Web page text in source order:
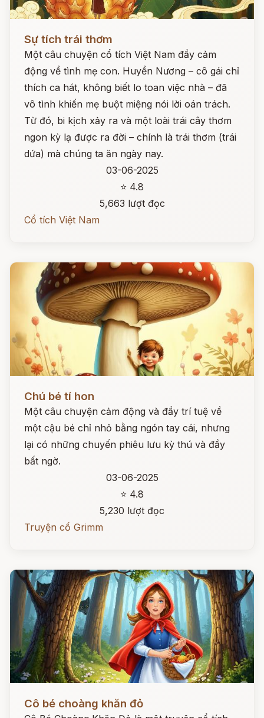
Sự tích trái thơm
Một câu chuyện cổ tích Việt Nam đầy cảm
động về tình mẹ con. Huyền Nương – cô gái chỉ
thích ca hát, không biết lo toan việc nhà – đã
vô tình khiến mẹ buột miệng nói lời oán trách.
Từ đó, bi kịch xảy ra và một loài trái cây thơm
ngon kỳ lạ được ra đời – chính là trái thơm (trái
dứa) mà chúng ta ăn ngày nay.
03-06-2025
⭐ 4.8
5,663 lượt đọc
Cổ tích Việt Nam
Chú bé tí hon
Một câu chuyện cảm động và đầy trí tuệ về
một cậu bé chỉ nhỏ bằng ngón tay cái, nhưng
lại có những chuyến phiêu lưu kỳ thú và đầy
bất ngờ.
03-06-2025
⭐ 4.8
5,230 lượt đọc
Truyện cổ Grimm
Cô bé choàng khăn đỏ